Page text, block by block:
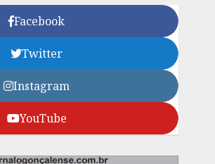
Facebook
Twitter
Instagram
YouTube